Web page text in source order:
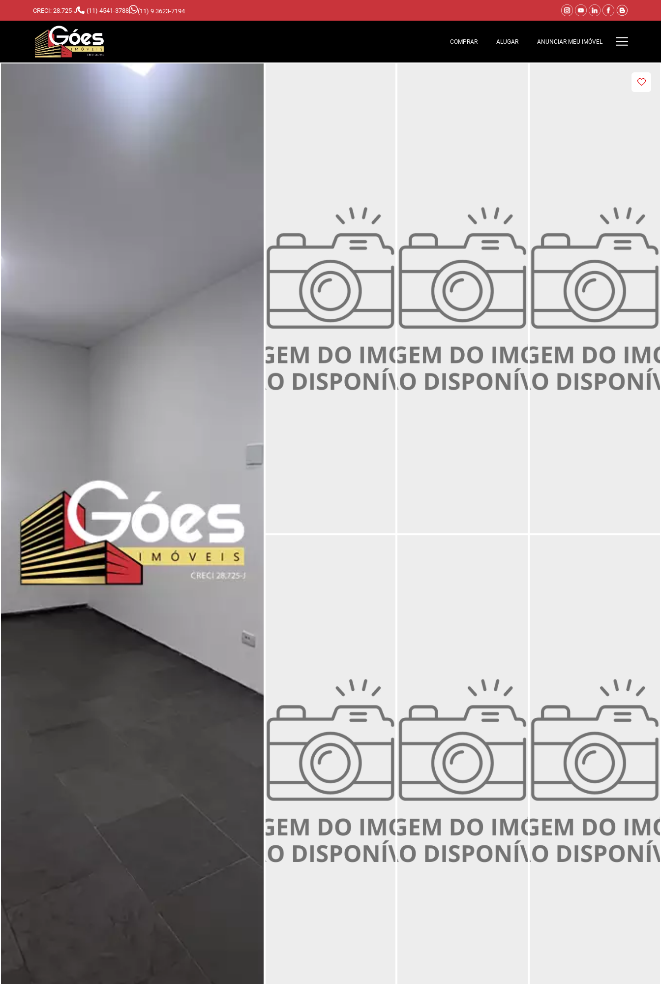
CRECI: 28.725-J (11) 4541-3788 (11) 9 3623-7194
COMPRAR ALUGAR ANUNCIAR MEU IMÓVEL